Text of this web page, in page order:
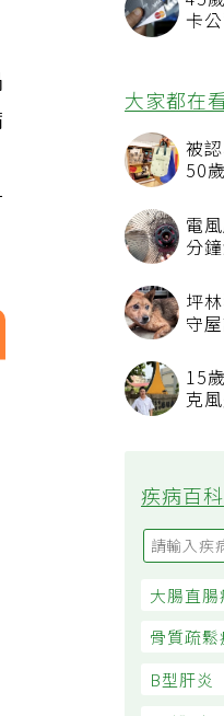
45
卡
大家都在
被
電
坪
15
疾病百科